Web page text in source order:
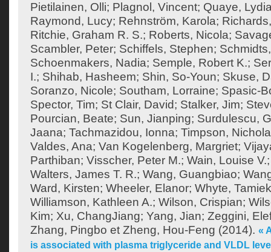
Pietilainen, Olli; Plagnol, Vincent; Quaye,
Raymond, Lucy; Rehnström, Karola;
Ritchie, Graham R. S.; Roberts, Nicola;
Scambler, Peter; Schiffels, Stephen;
Schoenmakers, Nadia; Semple, Robert K.;
I.; Shihab, Hasheem; Shin, So-Youn; Skuse,
Soranzo, Nicole; Southam, Lorraine; Spasic-
Spector, Tim; St Clair, David; Stalker, Jim;
Pourcian, Beate; Sun, Jianping; Surdulescu,
Jaana; Tachmazidou, Ionna; Timpson,
Valdes, Ana; Van Kogelenberg, Margriet;
Parthiban; Visscher, Peter M.; Wain, Louise V.
Walters, James T. R.; Wang, Guangbiao;
Ward, Kirsten; Wheeler, Elanor; Whyte,
Williamson, Kathleen A.; Wilson, Crispian;
Kim; Xu, ChangJiang; Yang, Jian; Zeggini,
Zhang, Pingbo et Zheng, Hou-Feng (2014). «
is associated with plasma triglyceride and VLDL